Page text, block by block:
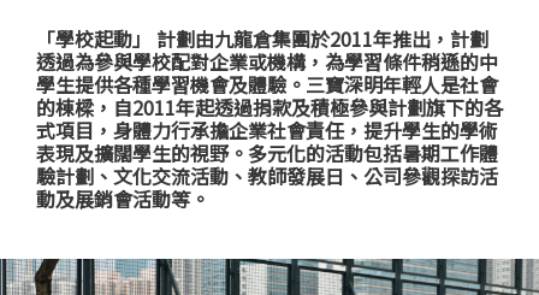
「學校起動」 計劃由九龍倉集團於2011年推出，計劃
透過為參與學校配對企業或機構，為學習條件稍遜的中
學生提供各種學習機會及體驗。三寶深明年輕人是社會
的棟樑，自2011年起透過捐款及積極參與計劃旗下的各
式項目，身體力行承擔企業社會責任，提升學生的學術
表現及擴闊學生的視野。多元化的活動包括暑期工作體
驗計劃、文化交流活動、教師發展日、公司參觀探訪活
動及展銷會活動等。